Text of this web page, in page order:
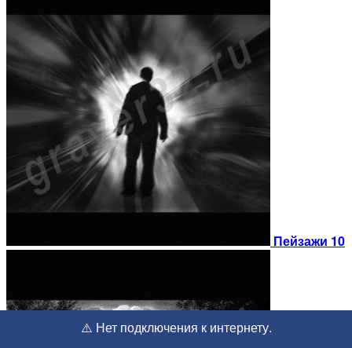
Пейзажи 10
⚠️ Нет подключения к интернету.